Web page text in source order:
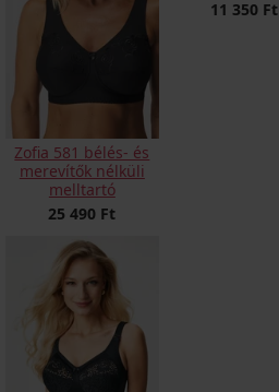
Zofia 581 bélés- és
merevítők nélküli
melltartó
25 490 Ft
11 350 Ft